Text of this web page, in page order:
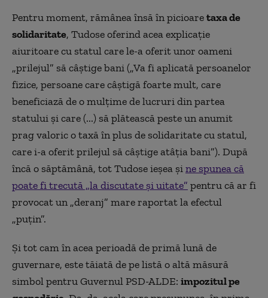
Pentru moment, rămânea însă în picioaretaxa de
solidaritate, Tudose oferind acea explicație
aiuritoare cu statul care le-a oferit unor oameni
„prilejul” să câștige bani („Va fi aplicată persoanelor
fizice, persoane care câştigă foarte mult, care
beneficiază de o mulţime de lucruri din partea
statului şi care (...) să plătească peste un anumit
prag valoric o taxă în plus de solidaritate cu statul,
care i-a oferit prilejul să câştige atâţia bani”). După
încă o săptămână, tot Tudose ieșea șine spunea că
poate fi trecută „la discutate și uitate” pentru că ar fi
provocat un „deranj” mare raportat la efectul
„puțin”.
Și tot cam în acea perioadă de primă lună de
guvernare, este tăiată de pe listă o altă măsură
simbol pentru Guvernul PSD-ALDE: impozitul pe